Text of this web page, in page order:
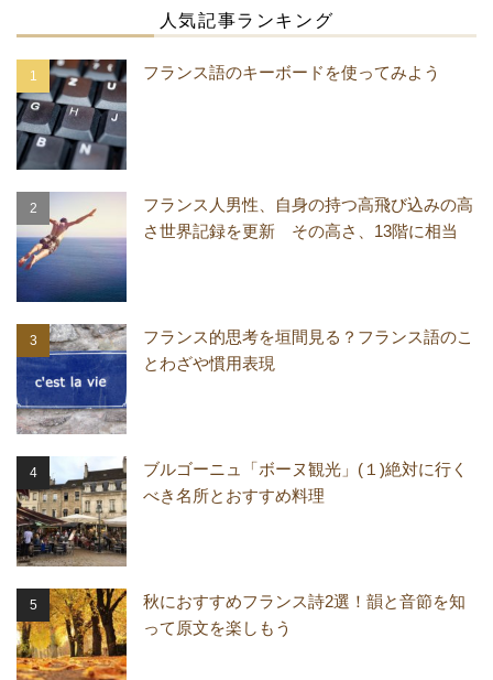
人気記事ランキング
フランス語のキーボードを使ってみよう
フランス人男性、自身の持つ高飛び込みの高
さ世界記録を更新 その高さ、13階に相当
フランス的思考を垣間見る？フランス語のこ
とわざや慣用表現
ブルゴーニュ「ボーヌ観光」(１)絶対に行く
べき名所とおすすめ料理
秋におすすめフランス詩2選！韻と音節を知
って原文を楽しもう